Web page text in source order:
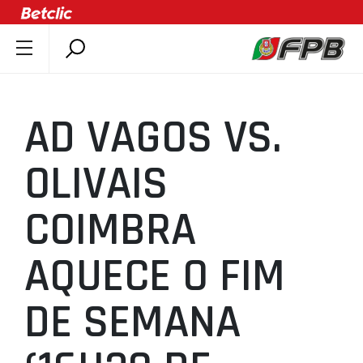
ÚLTIMAS
COMPETIÇÕES
ASSOCIAÇÕES
CLUBES
AGENTES
AGENDA
SELEÇÕES
MINIBASQUETE
AD VAGOS VS.
OLIVAIS
COIMBRA
AQUECE O FIM
DE SEMANA